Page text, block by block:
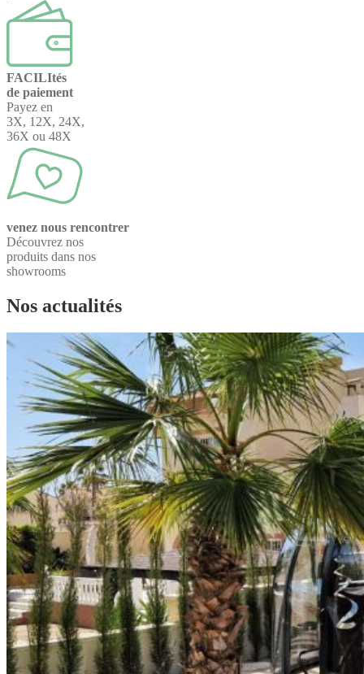
FACILItés
de paiement
Payez en
3X, 12X, 24X,
36X ou 48X
venez nous rencontrer
Découvrez nos
produits dans nos
showrooms
Nos actualités